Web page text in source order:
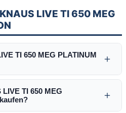
LIVE TI 650 MEG
TI 650 MEG PLATINUM
＋
TI 650 MEG
＋